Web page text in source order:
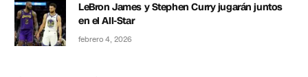
LeBron James y Stephen Curry jugarán juntos
en el All-Star
febrero 4, 2026